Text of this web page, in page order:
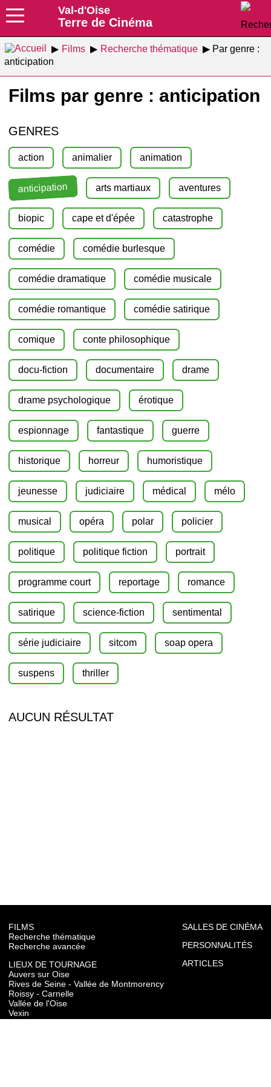
Val-d'Oise
Terre de Cinéma
Films Recherche thématique
Par genre :
anticipation
Films par genre : anticipation
GENRES
action animalier animation
anticipation arts martiaux aventures
biopic cape et d'épée catastrophe
comédie comédie burlesque
comédie dramatique comédie musicale
comédie romantique comédie satirique
comique conte philosophique
docu-fiction documentaire drame
drame psychologique érotique
espionnage fantastique guerre
historique horreur humoristique
jeunesse judiciaire médical mélo
musical opéra polar policier
politique politique fiction portrait
programme court reportage romance
satirique science-fiction sentimental
série judiciaire sitcom soap opera
suspens thriller
AUCUN RÉSULTAT
FILMS
Recherche thématique
Recherche avancée
LIEUX DE TOURNAGE
Auvers sur Oise
Rives de Seine - Vallée de Montmorency
Roissy - Carnelle
Vallée de l'Oise
Vexin
SALLES DE CINÉMA
PERSONNALITÉS
ARTICLES